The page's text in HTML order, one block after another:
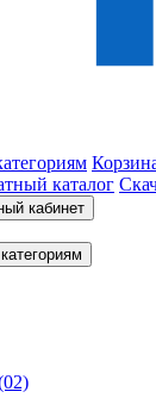
каталог
кабинет